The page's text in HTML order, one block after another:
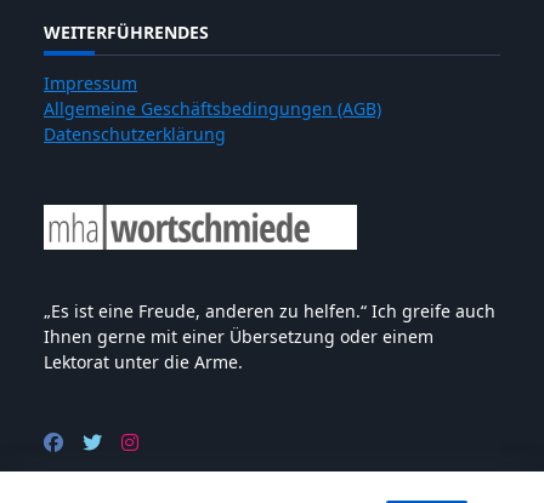
WEITERFÜHRENDES
Impressum
Allgemeine Geschäftsbedingungen (AGB)
Datenschutzerklärung
„Es ist eine Freude, anderen zu helfen.“ Ich greife auch
Ihnen gerne mit einer Übersetzung oder einem
Lektorat unter die Arme.